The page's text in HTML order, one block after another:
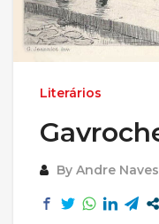
Literários
By Andre Naves